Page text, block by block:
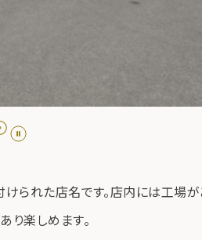
られた店名です。店内には工場
り楽しめます。